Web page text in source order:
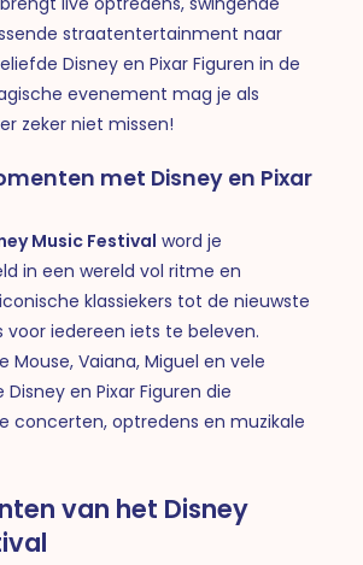
straatentertainment naar
Disney en Pixar Figuren in de
evenement mag je als
zeker niet missen!
met Disney en Pixar
Music Festival word je
in een wereld vol ritme en
klassiekers tot de nieuwste
voor iedereen iets te beleven.
Mouse, Vaiana, Miguel en vele
en Pixar Figuren die
concerten, optredens en muzikale
van het Disney